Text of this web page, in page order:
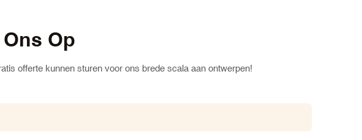
Op
offerte kunnen sturen voor ons brede scala aan ontwerpen!